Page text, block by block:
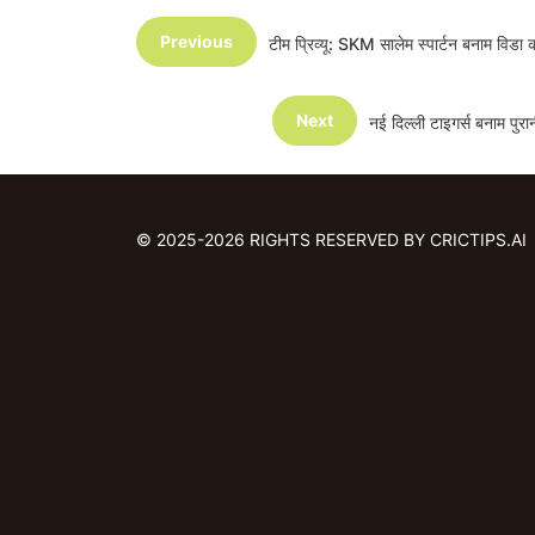
Previous टीम प्रिव्यू: SKM सालेम स्पार्टन बनाम
Next नई दिल्ली टाइगर्स बनाम
© 2025-2026 RIGHTS RESERVED BY CRICTIPS.AI